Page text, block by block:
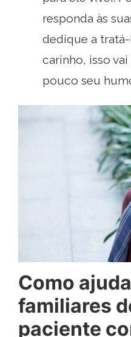
responda às
dedique a
carinho, isso
pouco seu
Como
familiares
paciente